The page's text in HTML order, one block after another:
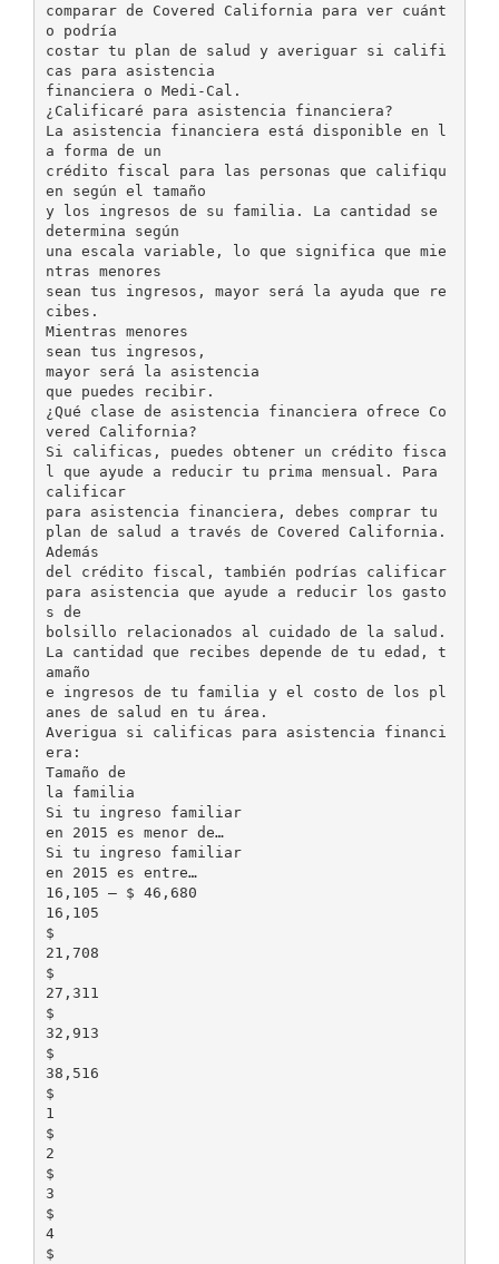
comparar de Covered California para ver cuánt
o podría
costar tu plan de salud y averiguar si califi
cas para asistencia
financiera o Medi-Cal.
¿Calificaré para asistencia financiera?
La asistencia financiera está disponible en l
a forma de un
crédito fiscal para las personas que califiqu
en según el tamaño
y los ingresos de su familia. La cantidad se
determina según
una escala variable, lo que significa que mie
ntras menores
sean tus ingresos, mayor será la ayuda que re
cibes.
Mientras menores
sean tus ingresos,
mayor será la asistencia
que puedes recibir.
¿Qué clase de asistencia financiera ofrece Co
vered California?
Si calificas, puedes obtener un crédito fisca
l que ayude a reducir tu prima mensual. Para
calificar
para asistencia financiera, debes comprar tu
plan de salud a través de Covered California.
Además
del crédito fiscal, también podrías calificar
para asistencia que ayude a reducir los gasto
s de
bolsillo relacionados al cuidado de la salud.
La cantidad que recibes depende de tu edad, t
amaño
e ingresos de tu familia y el costo de los pl
anes de salud en tu área.
Averigua si calificas para asistencia financi
era:
Tamaño de
la familia
Si tu ingreso familiar
en 2015 es menor de…
Si tu ingreso familiar
en 2015 es entre…
16,105 – $ 46,680
16,105
$
21,708
$
27,311
$
32,913
$
38,516
$
1
$
2
$
3
$
4
$